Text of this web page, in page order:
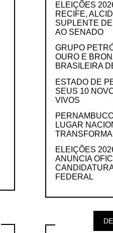
ELEIÇÕES
RECIFE,
SUPLENTE
AO SENADO
GRUPO
OURO E
BRASILEIRA
ESTADO DE
SEUS 10
VIVOS
LUGAR
ELEIÇÕES
ANUNCIA
FEDERAL